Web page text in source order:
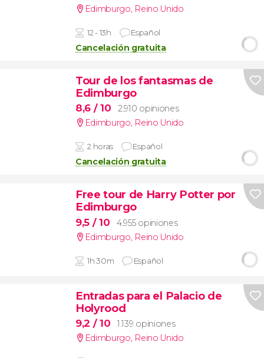
Edimburgo, Reino Unido
12 - 13h Español
Cancelación gratuita
Tour de los fantasmas de
Edimburgo
8,6 / 10
2.910 opiniones
Edimburgo, Reino Unido
2 horas Español
Cancelación gratuita
Free tour de Harry Potter por
Edimburgo
9,5 / 10
4.955 opiniones
Edimburgo, Reino Unido
1h 30m Español
Entradas para el Palacio de
Holyrood
9,2 / 10
1.139 opiniones
Edimburgo, Reino Unido